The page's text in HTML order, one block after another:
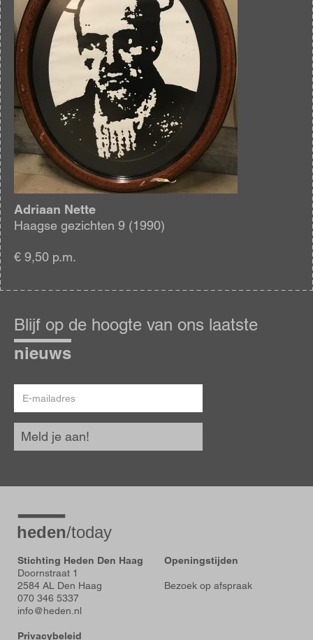
Adriaan Nette
Haagse gezichten 9 (1990)
€ 9,50 p.m.
op
de
hoogte
Blijf op de hoogte van ons laatste
nieuws
mailadres
Meld je aan!
Stichting Heden Den Haag
Doornstraat 1
2584 AL Den Haag
070 346 5337
info@heden.nl
Privacybeleid
Openingstijden
Bezoek op afspraak